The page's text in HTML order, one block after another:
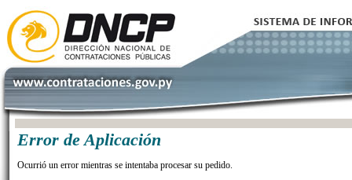
Error de Aplicación
Ocurrió un error mientras se intentaba procesar su pedido.